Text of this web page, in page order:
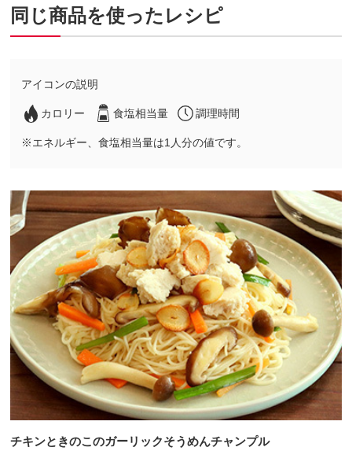
同じ商品を使ったレシピ
アイコンの説明
カロリー 食塩相当量 調理時間
※エネルギー、食塩相当量は1人分の値です。
チキンときのこのガーリックそうめんチャンプル